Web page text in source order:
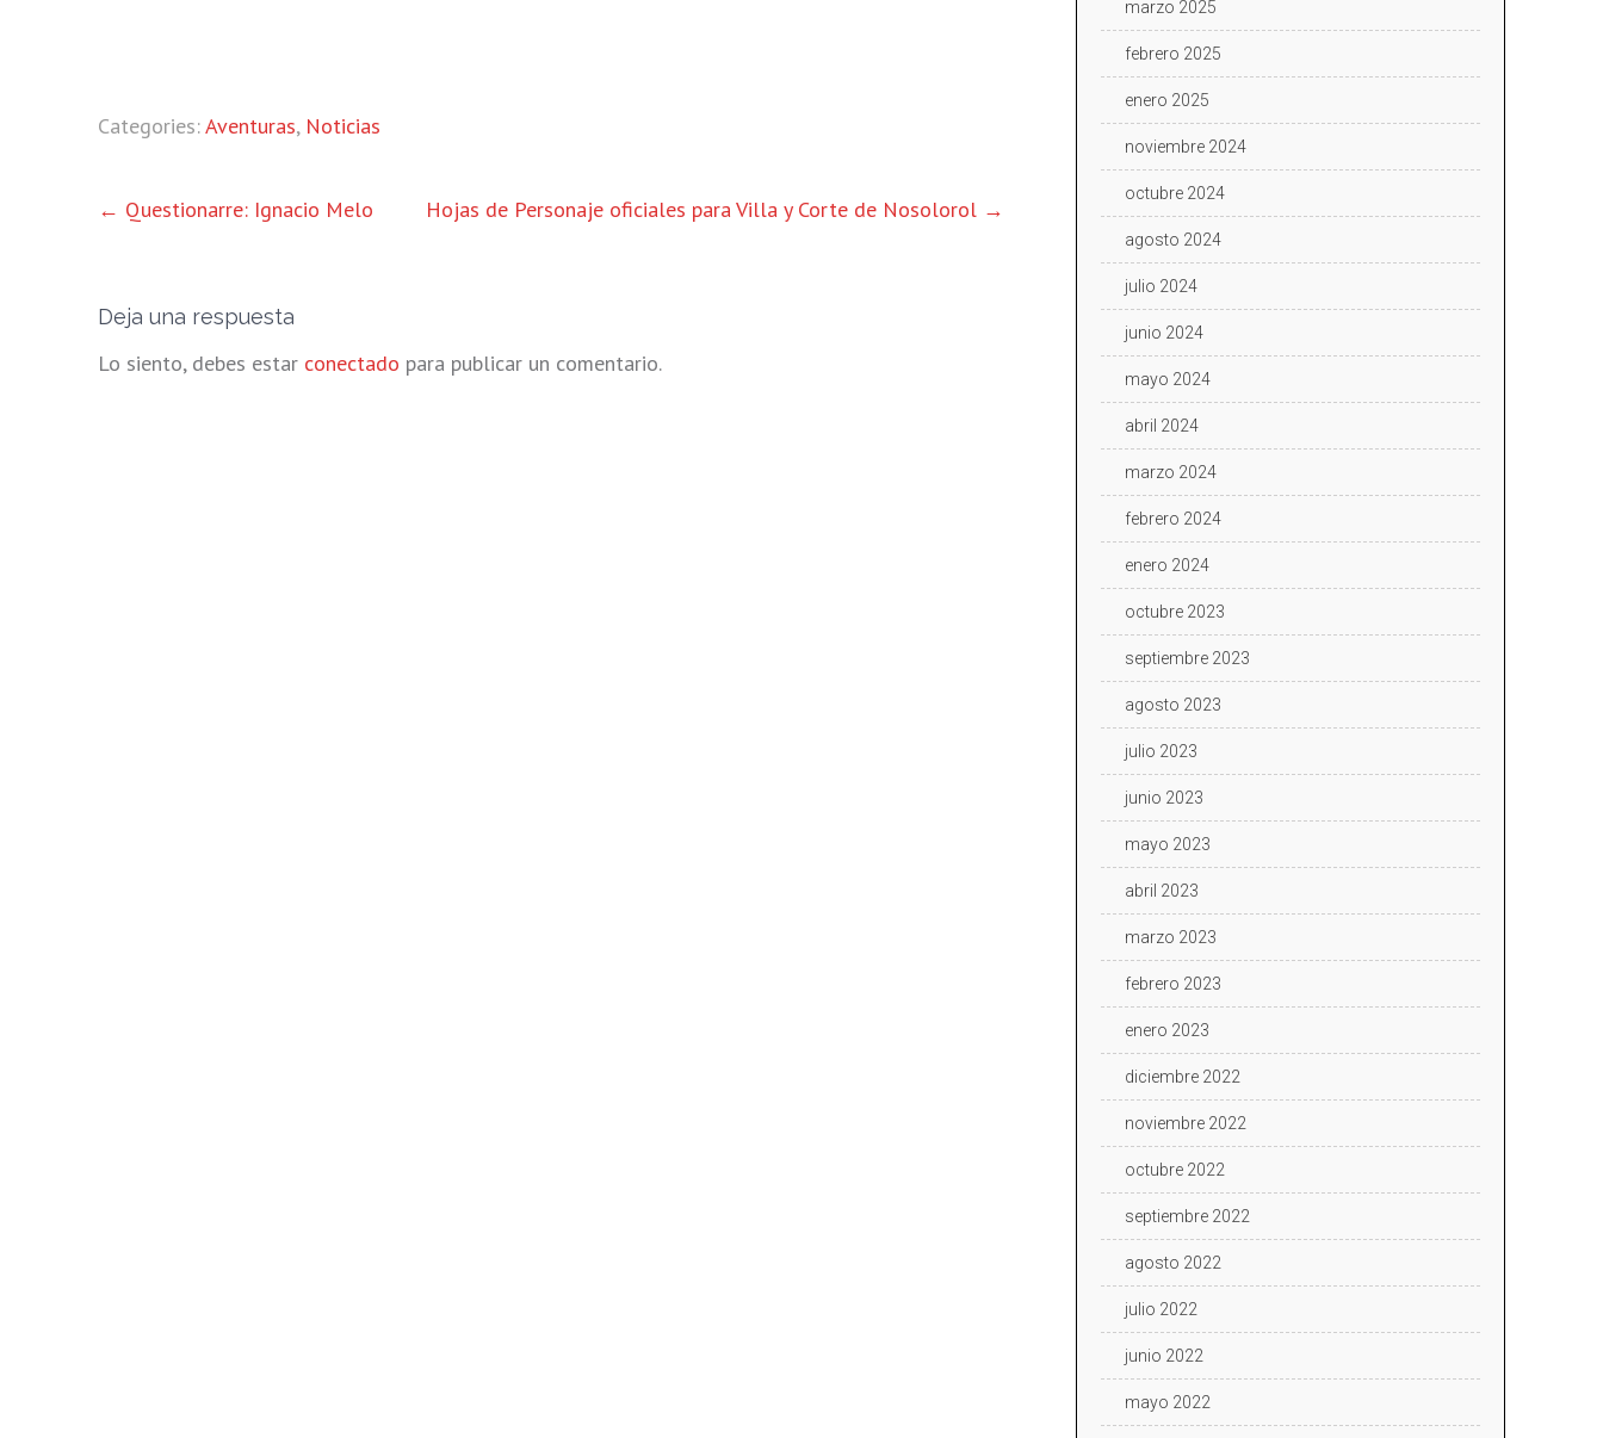
Categories:Aventuras, Noticias
OTRAS
← Questionarre: Ignacio Melo Hojas de Personaje oficiales para Villa y Corte de Nosolorol →
Deja una respuesta
Lo siento, debes estar conectado para publicar un comentario.
marzo 2025
febrero 2025
enero 2025
noviembre 2024
octubre 2024
agosto 2024
julio 2024
junio 2024
mayo 2024
abril 2024
marzo 2024
febrero 2024
enero 2024
octubre 2023
septiembre 2023
agosto 2023
julio 2023
junio 2023
mayo 2023
abril 2023
marzo 2023
febrero 2023
enero 2023
diciembre 2022
noviembre 2022
octubre 2022
septiembre 2022
agosto 2022
julio 2022
junio 2022
mayo 2022